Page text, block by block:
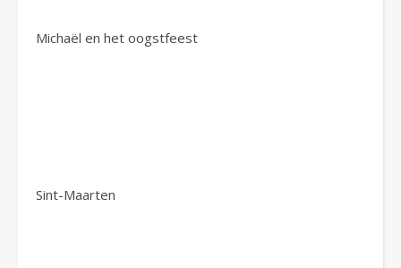
Michaël en het oogstfeest
Sint-Maarten